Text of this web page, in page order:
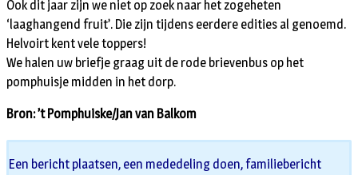
Ook dit jaar zijn we niet op zoek naar het zogeheten
‘laaghangend fruit’. Die zijn tijdens eerdere edities al genoemd.
Helvoirt kent vele toppers!
We halen uw briefje graag uit de rode brievenbus op het
pomphuisje midden in het dorp.
Bron: ’t Pomphuiske/Jan van Balkom
Een bericht plaatsen, een mededeling doen, familiebericht